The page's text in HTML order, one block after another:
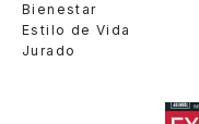
Bienestar
Estilo de Vida
Jurado